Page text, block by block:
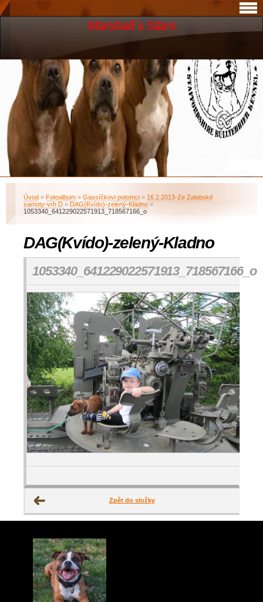
Marshall´s Stars
Úvod » Fotoalbum » Gassíčkovi potomci » 16.2.2013-Ze Zalabské
samoty-vrh D » DAG(Kvído)-zelený-Kladno »
1053340_641229022571913_718567166_o
DAG(Kvído)-zelený-Kladno
1053340_641229022571913_718567166_o
Zpět do složky